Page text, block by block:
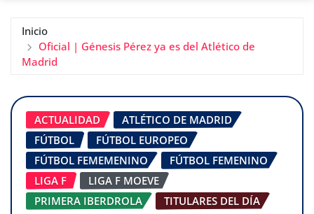
Inicio
Oficial | Génesis Pérez ya es del Atlético de
Madrid
ACTUALIDAD
ATLÉTICO DE MADRID
FÚTBOL
FÚTBOL EUROPEO
FÚTBOL FEMEMENINO
FÚTBOL FEMENINO
LIGA F
LIGA F MOEVE
PRIMERA IBERDROLA
TITULARES DEL DÍA